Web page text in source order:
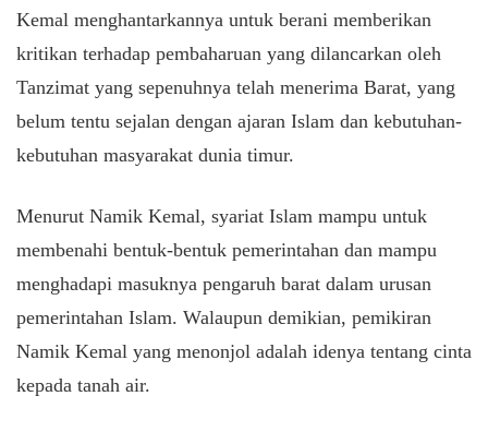
Kemal menghantarkannya untuk berani memberikan
kritikan terhadap pembaharuan yang dilancarkan oleh
Tanzimat yang sepenuhnya telah menerima Barat, yang
belum tentu sejalan dengan ajaran Islam dan kebutuhan-
kebutuhan masyarakat dunia timur.
Menurut Namik Kemal, syariat Islam mampu untuk
membenahi bentuk-bentuk pemerintahan dan mampu
menghadapi masuknya pengaruh barat dalam urusan
pemerintahan Islam. Walaupun demikian, pemikiran
Namik Kemal yang menonjol adalah idenya tentang cinta
kepada tanah air.